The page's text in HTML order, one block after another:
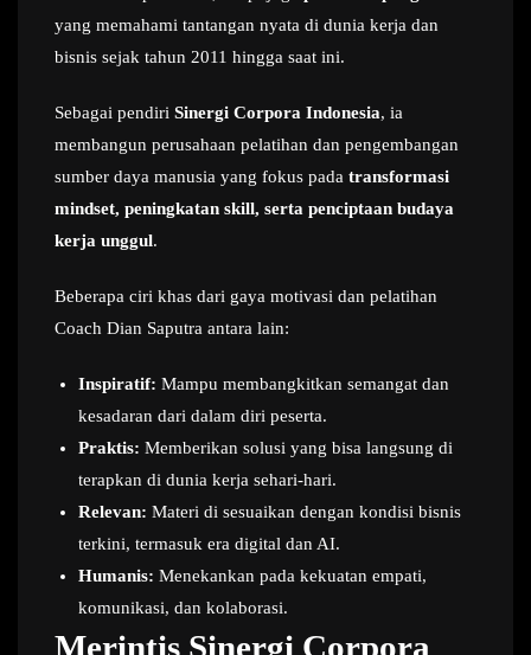
yang memahami tantangan nyata di dunia kerja dan
bisnis sejak tahun 2011 hingga saat ini.
Sebagai pendiri Sinergi Corpora Indonesia, ia
membangun perusahaan pelatihan dan pengembangan
sumber daya manusia yang fokus pada transformasi
mindset, peningkatan skill, serta penciptaan budaya
kerja unggul.
Beberapa ciri khas dari gaya motivasi dan pelatihan
Coach Dian Saputra antara lain:
Inspiratif: Mampu membangkitkan semangat dan
kesadaran dari dalam diri peserta.
Praktis: Memberikan solusi yang bisa langsung di
terapkan di dunia kerja sehari-hari.
Relevan: Materi di sesuaikan dengan kondisi bisnis
terkini, termasuk era digital dan AI.
Humanis: Menekankan pada kekuatan empati,
komunikasi, dan kolaborasi.
Merintis Sinergi Corpora